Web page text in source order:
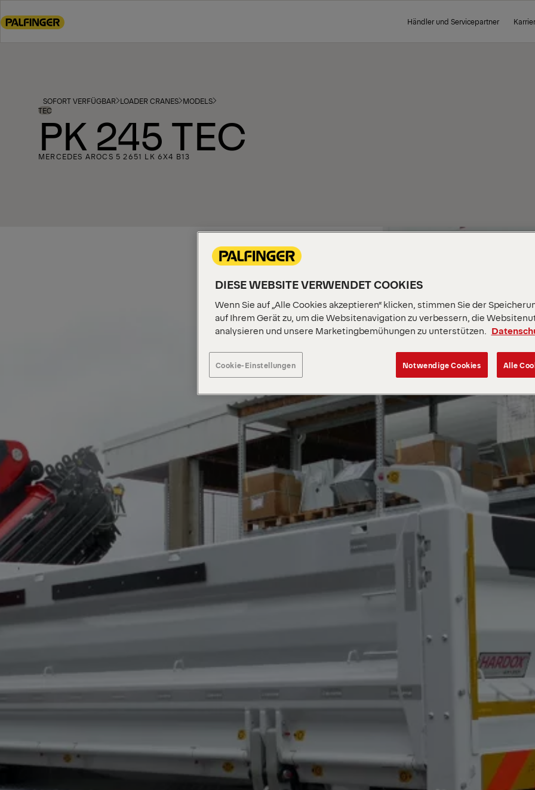
to
Händler und Servicepartner
SOFORT VERFÜGBAR LOADER CRANES MODELS
TEC
PK 245 TEC
MERCEDES AROCS 5 2651 LK 6X4 B13
DIESE WEBSITE VERWENDET COOKIES
Wenn Sie auf „Alle Cookies akzeptieren“ klicken, stimmen Sie der
auf Ihrem Gerät zu, um die Websitenavigation zu verbessern, die
analysieren und unsere Marketingbemühungen zu unterstützen.
Cookie-Einstellungen Notwendige Cookies Alle